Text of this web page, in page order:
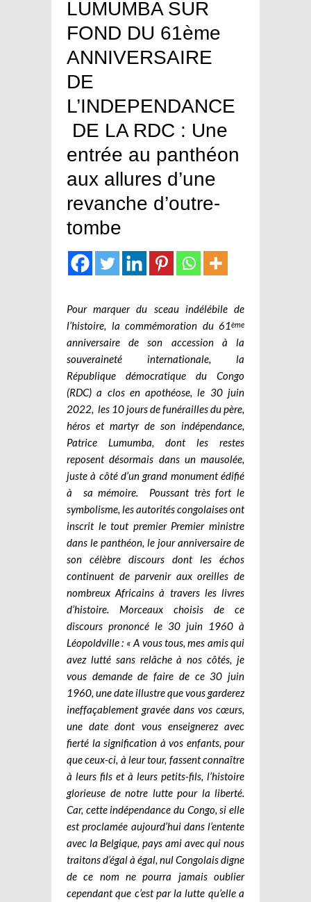
LUMUMBA SUR
FOND DU 61ème
ANNIVERSAIRE
DE
L’INDEPENDANCE
DE LA RDC : Une
entrée au panthéon
aux allures d’une
revanche d’outre-
tombe
Pour marquer du sceau indélébile de
l’histoire, la commémoration du 61ème
anniversaire de son accession à la
souveraineté internationale, la
République démocratique du Congo
(RDC) a clos en apothéose, le 30 juin
2022, les 10 jours de funérailles du père,
héros et martyr de son indépendance,
Patrice Lumumba, dont les restes
reposent désormais dans un mausolée,
juste à côté d’un grand monument édifié
à sa mémoire. Poussant très fort le
symbolisme, les autorités congolaises ont
inscrit le tout premier Premier ministre
dans le panthéon, le jour anniversaire de
son célèbre discours dont les échos
continuent de parvenir aux oreilles de
nombreux Africains à travers les livres
d’histoire. Morceaux choisis de ce
discours prononcé le 30 juin 1960 à
Léopoldville : « A vous tous, mes amis qui
avez lutté sans relâche à nos côtés, je
vous demande de faire de ce 30 juin
1960, une date illustre que vous garderez
ineffaçablement gravée dans vos cœurs,
une date dont vous enseignerez avec
fierté la signification à vos enfants, pour
que ceux-ci, à leur tour, fassent connaître
à leurs fils et à leurs petits-fils, l’histoire
glorieuse de notre lutte pour la liberté.
Car, cette indépendance du Congo, si elle
est proclamée aujourd’hui dans l’entente
avec la Belgique, pays ami avec qui nous
traitons d’égal à égal, nul Congolais digne
de ce nom ne pourra jamais oublier
cependant que c’est par la lutte qu’elle a